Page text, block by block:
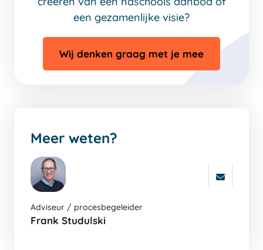
een gezamenlijke visie?
Wij denken graag met je mee
Meer weten?
Adviseur / procesbegeleider
Frank Studulski